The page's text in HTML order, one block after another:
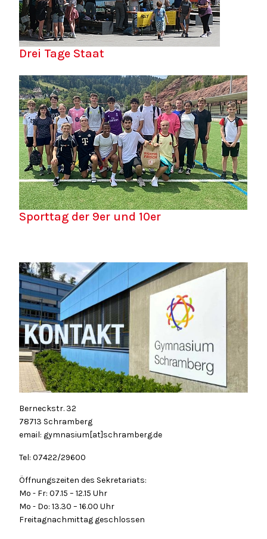
Drei Tage Staat
Sporttag der 9er und 10er
Berneckstr. 32
78713 Schramberg
email: gymnasium[at]schramberg.de
Tel: 07422/29600
Öffnungszeiten des Sekretariats:
Mo - Fr: 07.15 – 12.15 Uhr
Mo - Do: 13.30 – 16.00 Uhr
Freitagnachmittag geschlossen